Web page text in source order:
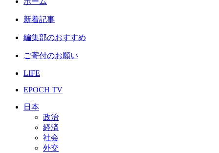
新着記事
編集部のおすすめ
ご寄付のお願い
LIFE
EPOCH TV
日本
政治
経済
社会
外交